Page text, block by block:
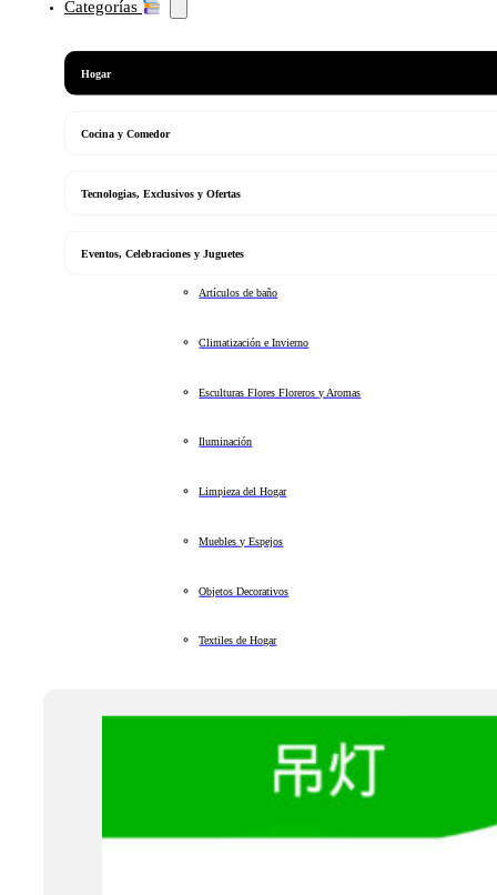
Categorías
Hogar
Cocina y Comedor
Tecnologias, Exclusivos y Ofertas
Eventos, Celebraciones y Juguetes
Artículos de baño
Climatización e Invierno
Esculturas Flores Floreros y Aromas
Iluminación
Limpieza del Hogar
Muebles y Espejos
Objetos Decorativos
Textiles de Hogar